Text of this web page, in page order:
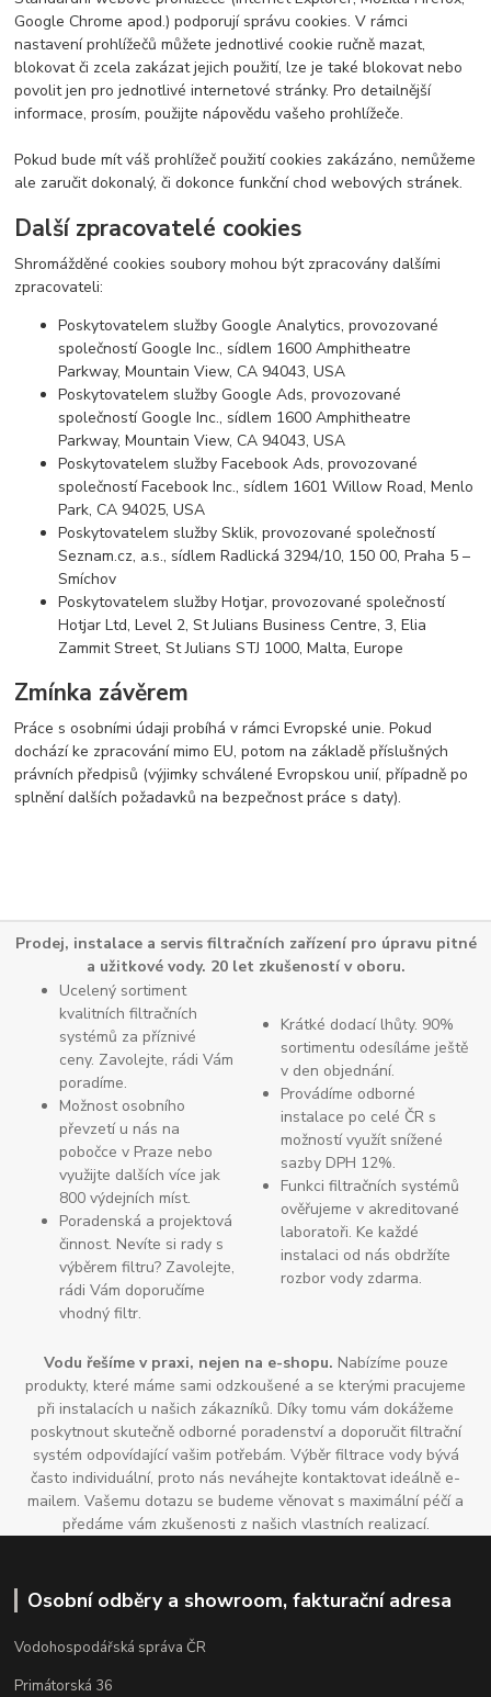
Google Chrome apod.) podporují správu cookies. V rámci
nastavení prohlížečů můžete jednotlivé cookie ručně mazat,
blokovat či zcela zakázat jejich použití, lze je také blokovat nebo
povolit jen pro jednotlivé internetové stránky. Pro detailnější
informace, prosím, použijte nápovědu vašeho prohlížeče.
Pokud bude mít váš prohlížeč použití cookies zakázáno, nemůžeme
ale zaručit dokonalý, či dokonce funkční chod webových stránek.
Další zpracovatelé cookies
Shromážděné cookies soubory mohou být zpracovány dalšími
zpracovateli:
Poskytovatelem služby Google Analytics, provozované
společností Google Inc., sídlem 1600 Amphitheatre
Parkway, Mountain View, CA 94043, USA
Poskytovatelem služby Google Ads, provozované
společností Google Inc., sídlem 1600 Amphitheatre
Parkway, Mountain View, CA 94043, USA
Poskytovatelem služby Facebook Ads, provozované
společností Facebook Inc., sídlem 1601 Willow Road, Menlo
Park, CA 94025, USA
Poskytovatelem služby Sklik, provozované společností
Seznam.cz, a.s., sídlem Radlická 3294/10, 150 00, Praha 5 –
Smíchov
Poskytovatelem služby Hotjar, provozované společností
Hotjar Ltd, Level 2, St Julians Business Centre, 3, Elia
Zammit Street, St Julians STJ 1000, Malta, Europe
Zmínka závěrem
Práce s osobními údaji probíhá v rámci Evropské unie. Pokud
dochází ke zpracování mimo EU, potom na základě příslušných
právních předpisů (výjimky schválené Evropskou unií, případně po
splnění dalších požadavků na bezpečnost práce s daty).
Prodej, instalace a servis filtračních zařízení pro úpravu pitné
a užitkové vody. 20 let zkušeností v oboru.
Ucelený sortiment
kvalitních filtračních
systémů za příznivé
ceny. Zavolejte, rádi Vám
poradíme.
Možnost osobního
převzetí u nás na
pobočce v Praze nebo
využijte dalších více jak
800 výdejních míst.
Poradenská a projektová
činnost. Nevíte si rady s
výběrem filtru? Zavolejte,
rádi Vám doporučíme
vhodný filtr.
Krátké dodací lhůty. 90%
sortimentu odesíláme ještě
v den objednání.
Provádíme odborné
instalace po celé ČR s
možností využít snížené
sazby DPH 12%.
Funkci filtračních systémů
ověřujeme v akreditované
laboratoři. Ke každé
instalaci od nás obdržíte
rozbor vody zdarma.
Vodu řešíme v praxi, nejen na e-shopu. Nabízíme pouze
produkty, které máme sami odzkoušené a se kterými pracujeme
při instalacích u našich zákazníků. Díky tomu vám dokážeme
poskytnout skutečně odborné poradenství a doporučit filtrační
systém odpovídající vašim potřebám. Výběr filtrace vody bývá
často individuální, proto nás neváhejte kontaktovat ideálně e-
mailem. Vašemu dotazu se budeme věnovat s maximální péčí a
předáme vám zkušenosti z našich vlastních realizací.
Osobní odběry a showroom, fakturační adresa
Vodohospodářská správa ČR
Primátorská 36